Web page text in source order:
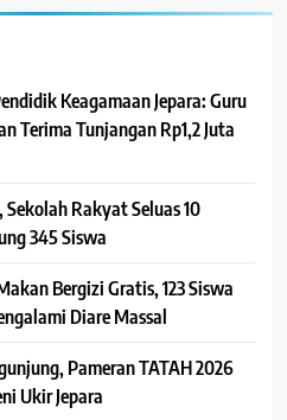
Keagamaan Jepara: Guru
Terima Tunjangan Rp1,2 Juta
Rakyat Seluas 10
345 Siswa
Bergizi Gratis, 123 Siswa
Diare Massal
Pameran TATAH 2026
Ukir Jepara